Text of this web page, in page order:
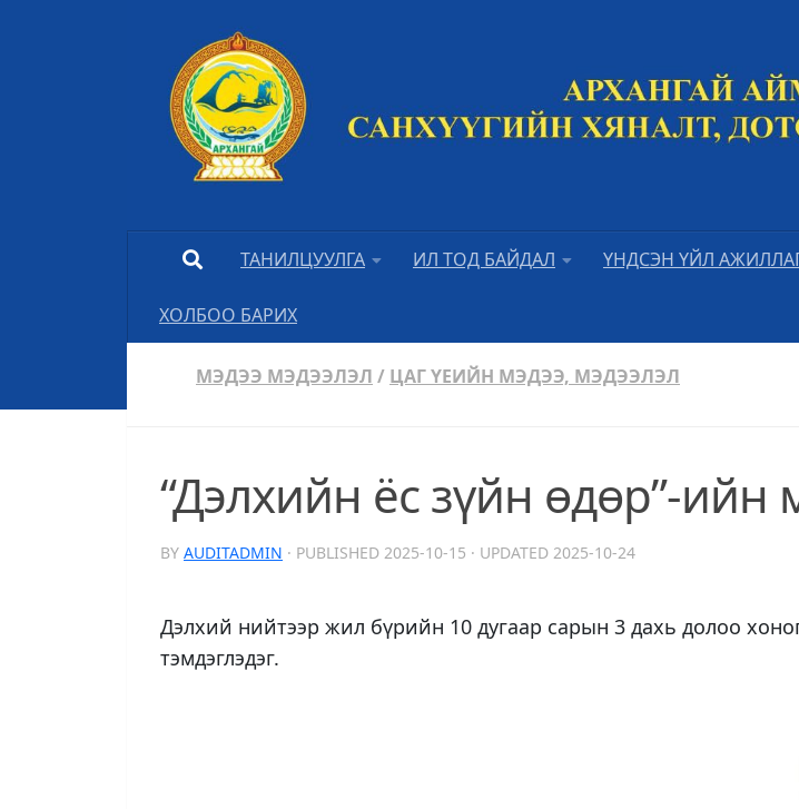
ТАНИЛЦУУЛГА ИЛ ТОД БАЙДАЛ ҮНДСЭН ҮЙЛ
ХОЛБОО БАРИХ
МЭДЭЭ МЭДЭЭЛЭЛ / ЦАГ ҮЕИЙН МЭДЭЭ, МЭДЭЭЛЭЛ
“Дэлхийн ёс зүйн өдөр”-ийн
BY AUDITADMIN · PUBLISHED 2025-10-15 · UPDATED 2025-10-24
Дэлхий нийтээр жил бүрийн 10 дугаар сарын 3 дахь долоо
тэмдэглэдэг.